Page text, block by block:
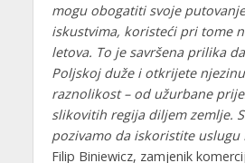
mogu obogatiti svoje
iskustvima, koristeći pri tome
letova. To je savršena prilika
Poljskoj duže i otkrijete
raznolikost – od užurbane
slikovitih regija diljem zemlje.
pozivamo da iskoristite uslugu
Filip Biniewicz, zamjenik